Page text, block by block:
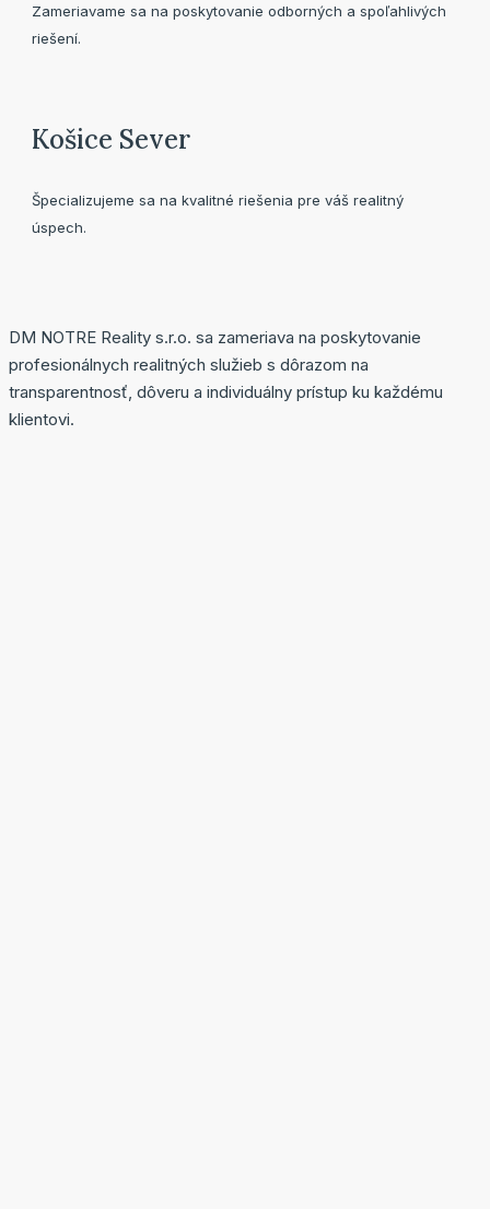
Zameriavame sa na poskytovanie odborných a spoľahlivých
riešení.
Košice Sever
Špecializujeme sa na kvalitné riešenia pre váš realitný
úspech.
DM NOTRE Reality s.r.o. sa zameriava na poskytovanie
profesionálnych realitných služieb s dôrazom na
transparentnosť, dôveru a individuálny prístup ku každému
klientovi.